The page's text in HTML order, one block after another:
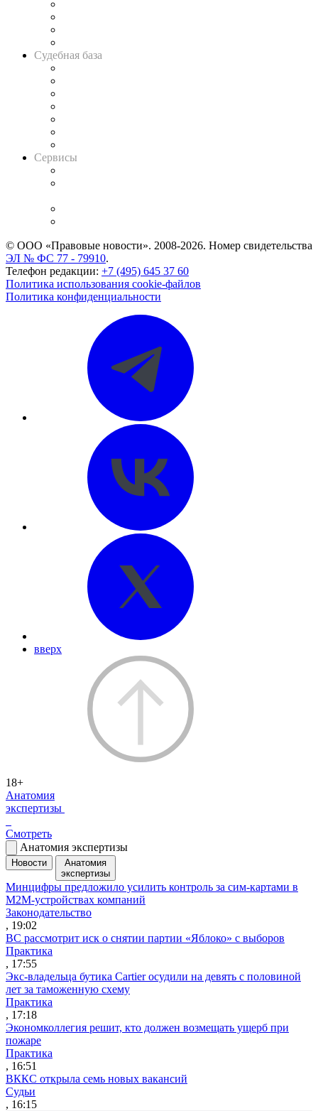
Судебная база
Сервисы
© ООО «Правовые новости». 2008-2026. Номер свидетельства
ЭЛ № ФС 77 - 79910.
Телефон редакции: +7 (495) 645 37 60
Политика использования cookie-файлов
Политика конфиденциальности
вверх
18+
Анатомия
экспертизы
Смотреть
Анатомия экспертизы
Новости
Анатомия
экспертизы
Минцифры предложило усилить контроль за сим-картами в
M2M-устройствах компаний
Законодательство
, 19:02
ВС рассмотрит иск о снятии партии «Яблоко» с выборов
Практика
, 17:55
Экс-владельца бутика Cartier осудили на девять с половиной
лет за таможенную схему
Практика
, 17:18
Экономколлегия решит, кто должен возмещать ущерб при
пожаре
Практика
, 16:51
ВККС открыла семь новых вакансий
Судьи
, 16:15